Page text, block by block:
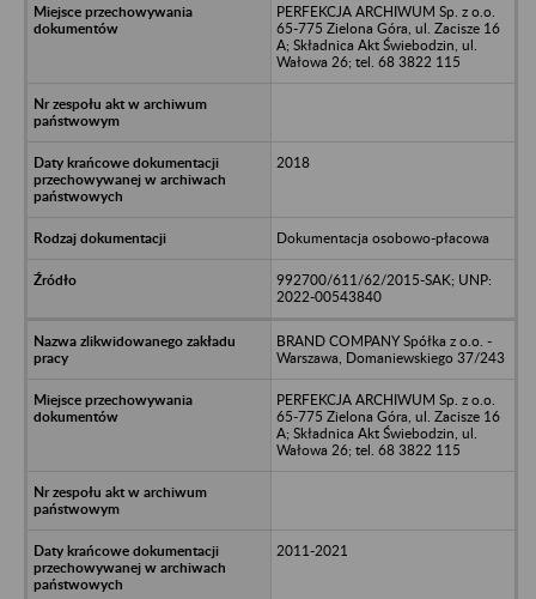
PERFEKCJA ARCHIWUM Sp. z o.o.
65-775 Zielona Góra, ul. Zacisze 16
A; Składnica Akt Świebodzin, ul.
Wałowa 26; tel. 68 3822 115
2018
Dokumentacja osobowo-płacowa
992700/611/62/2015-SAK; UNP:
2022-00543840
BRAND COMPANY Spółka z o.o. -
Warszawa, Domaniewskiego 37/243
PERFEKCJA ARCHIWUM Sp. z o.o.
65-775 Zielona Góra, ul. Zacisze 16
A; Składnica Akt Świebodzin, ul.
Wałowa 26; tel. 68 3822 115
2011-2021